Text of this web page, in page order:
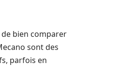
bien comparer
sont des
parfois en